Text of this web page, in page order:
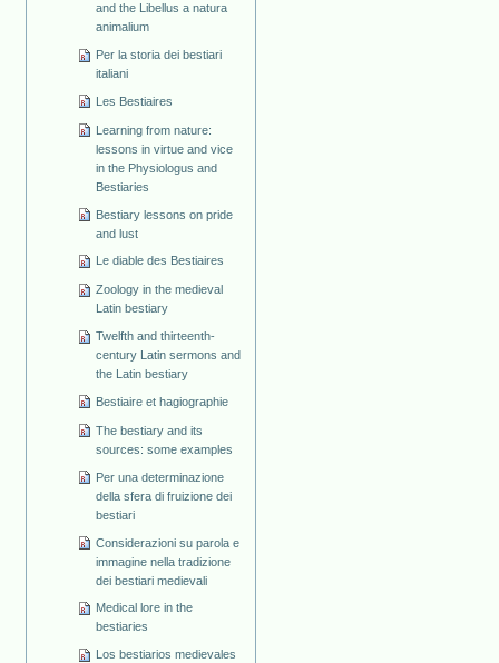
and the Libellus a natura
animalium
Per la storia dei bestiari
italiani
Les Bestiaires
Learning from nature:
lessons in virtue and vice
in the Physiologus and
Bestiaries
Bestiary lessons on pride
and lust
Le diable des Bestiaires
Zoology in the medieval
Latin bestiary
Twelfth and thirteenth-
century Latin sermons and
the Latin bestiary
Bestiaire et hagiographie
The bestiary and its
sources: some examples
Per una determinazione
della sfera di fruizione dei
bestiari
Considerazioni su parola e
immagine nella tradizione
dei bestiari medievali
Medical lore in the
bestiaries
Los bestiarios medievales